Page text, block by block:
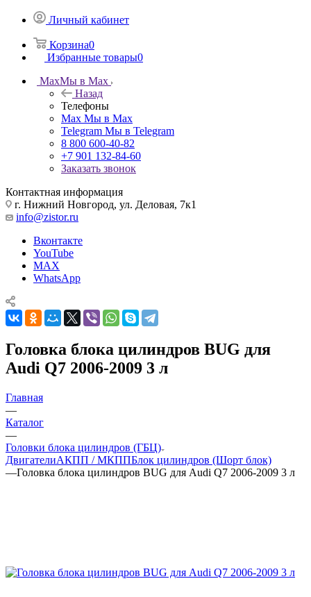
Личный кабинет
Корзина0
Избранные товары0
MaxМы в Max
Назад
Телефоны
Max Мы в Max
Telegram Мы в Telegram
8 800 600-40-82
+7 901 132-84-60
Заказать звонок
Контактная информация
г. Нижний Новгород, ул. Деловая, 7к1
info@zistor.ru
Вконтакте
YouTube
MAX
WhatsApp
Головка блока цилиндров BUG для
Audi Q7 2006-2009 3 л
Главная
—
Каталог
—
Головки блока цилиндров (ГБЦ)
ДвигателиАКПП / МКППБлок цилиндров (Шорт блок)
—Головка блока цилиндров BUG для Audi Q7 2006-2009 3 л